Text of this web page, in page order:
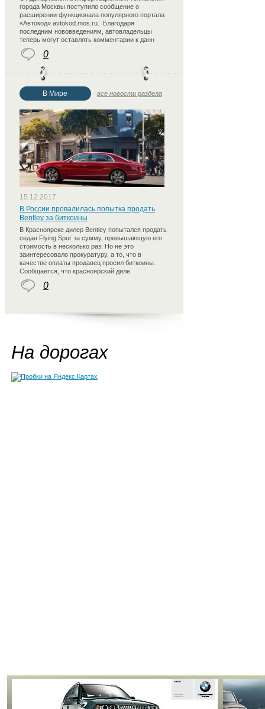
города Москвы поступило сообщение о
расширении функционала популярного портала
«Автокод» avtokod.mos.ru. Благодаря
последним нововведениям, автовладельцы
теперь могут оставлять комментарии к данн
0
В Мире все новости раздела
15.12.2017
В России провалилась попытка продать
Bentley за биткоины
В Красноярске дилер Bentley попытался продать
седан Flying Spur за сумму, превышающую его
стоимость в несколько раз. Но не это
заинтересовало прокуратуру, а то, что в
качестве оплаты продавец просил биткоины.
Сообщается, что красноярский диле
0
На дорогах